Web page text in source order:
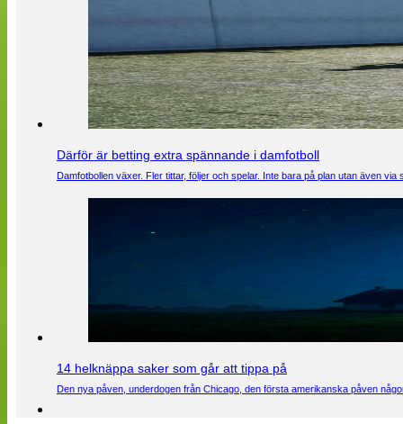
Därför är betting extra spännande i damfotboll
Damfotbollen växer. Fler tittar, följer och spelar. Inte bara på plan utan även
14 helknäppa saker som går att tippa på
Den nya påven, underdogen från Chicago, den första amerikanska påven